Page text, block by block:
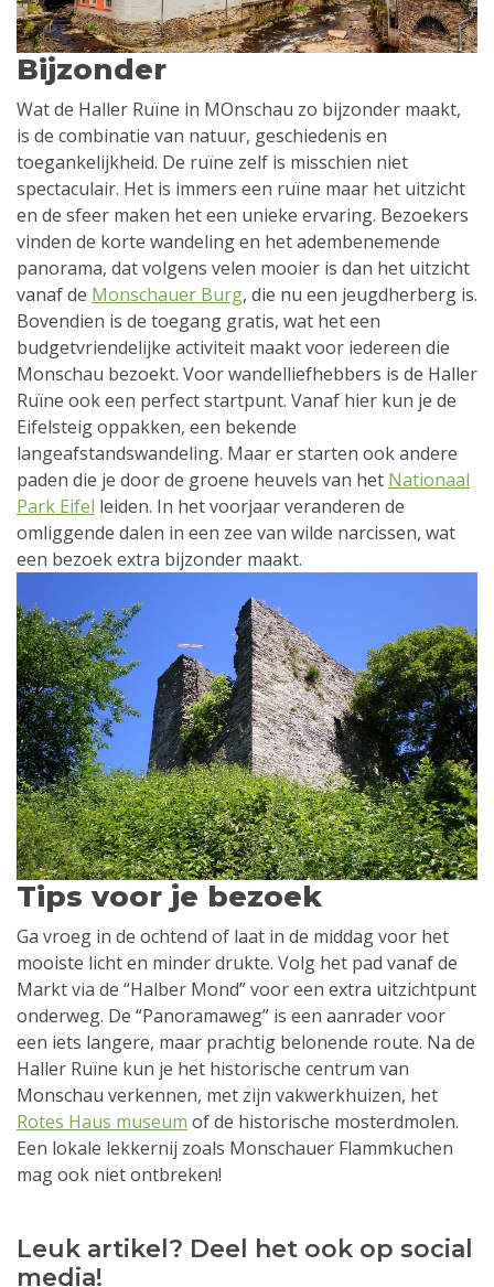
Bijzonder
Wat de Haller Ruïne in MOnschau zo bijzonder maakt,
is de combinatie van natuur, geschiedenis en
toegankelijkheid. De ruïne zelf is misschien niet
spectaculair. Het is immers een ruïne maar het uitzicht
en de sfeer maken het een unieke ervaring. Bezoekers
vinden de korte wandeling en het adembenemende
panorama, dat volgens velen mooier is dan het uitzicht
vanaf de Monschauer Burg, die nu een jeugdherberg is.
Bovendien is de toegang gratis, wat het een
budgetvriendelijke activiteit maakt voor iedereen die
Monschau bezoekt. Voor wandelliefhebbers is de Haller
Ruïne ook een perfect startpunt. Vanaf hier kun je de
Eifelsteig oppakken, een bekende
langeafstandswandeling. Maar er starten ook andere
paden die je door de groene heuvels van het Nationaal
Park Eifel leiden. In het voorjaar veranderen de
omliggende dalen in een zee van wilde narcissen, wat
een bezoek extra bijzonder maakt.
Tips voor je bezoek
Ga vroeg in de ochtend of laat in de middag voor het
mooiste licht en minder drukte. Volg het pad vanaf de
Markt via de “Halber Mond” voor een extra uitzichtpunt
onderweg. De “Panoramaweg” is een aanrader voor
een iets langere, maar prachtig belonende route. Na de
Haller Ruïne kun je het historische centrum van
Monschau verkennen, met zijn vakwerkhuizen, het
Rotes Haus museum of de historische mosterdmolen.
Een lokale lekkernij zoals Monschauer Flammkuchen
mag ook niet ontbreken!
Leuk artikel? Deel het ook op social
media!